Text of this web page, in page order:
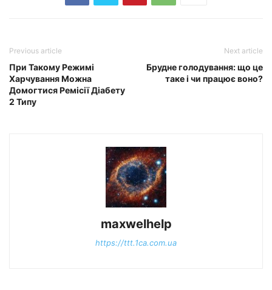
Previous article
При Такому Режимі
Харчування Можна
Домогтися Ремісії Діабету
2 Типу
Next article
Брудне голодування: що це
таке і чи працює воно?
maxwelhelp
https://ttt.1ca.com.ua